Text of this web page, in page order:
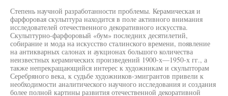
Степень научной разработанности проблемы. Керамическая и
фарфоровая скульптура находится в поле активного внимания
исследователей отечественного декоративного искусства.
Скульптурно-фарфоровый «бум» последних десятилетий,
собирание и мода на искусство сталинского времени, появление
на антикварных салонах и аукционах большого количества
неизвестных керамических произведений 1900-х—1950-х гг., а
также непрекращающийся интерес к художникам и скульпторам
Серебряного века, к судьбе художников-эмигрантов привели к
необходимости аналитического научного исследования и создания
более полной картины развития отечественной декоративной